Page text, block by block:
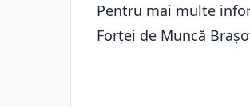
Pentru mai multe
Forței de Muncă